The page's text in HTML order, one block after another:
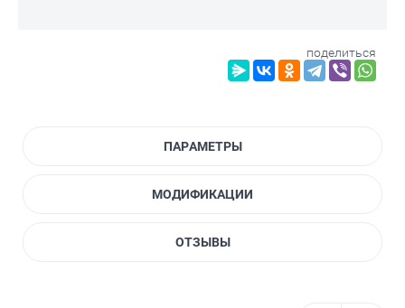
поделиться
ПАРАМЕТРЫ
МОДИФИКАЦИИ
ОТЗЫВЫ